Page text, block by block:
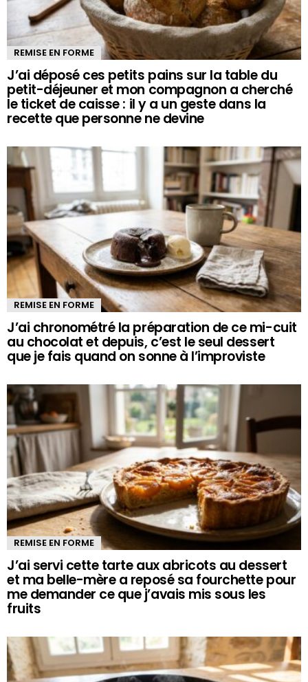
REMISE EN FORME
J’ai déposé ces petits pains sur la table du
petit-déjeuner et mon compagnon a cherché
le ticket de caisse : il y a un geste dans la
recette que personne ne devine
REMISE EN FORME
J’ai chronométré la préparation de ce mi-cuit
au chocolat et depuis, c’est le seul dessert
que je fais quand on sonne à l’improviste
REMISE EN FORME
J’ai servi cette tarte aux abricots au dessert
et ma belle-mère a reposé sa fourchette pour
me demander ce que j’avais mis sous les
fruits